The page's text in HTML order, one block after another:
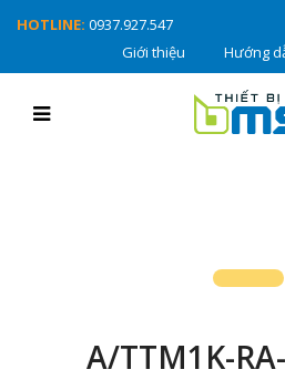
HOTLINE: 0937.927.547
Giới thiệu
Hướng
A/TTM1K-